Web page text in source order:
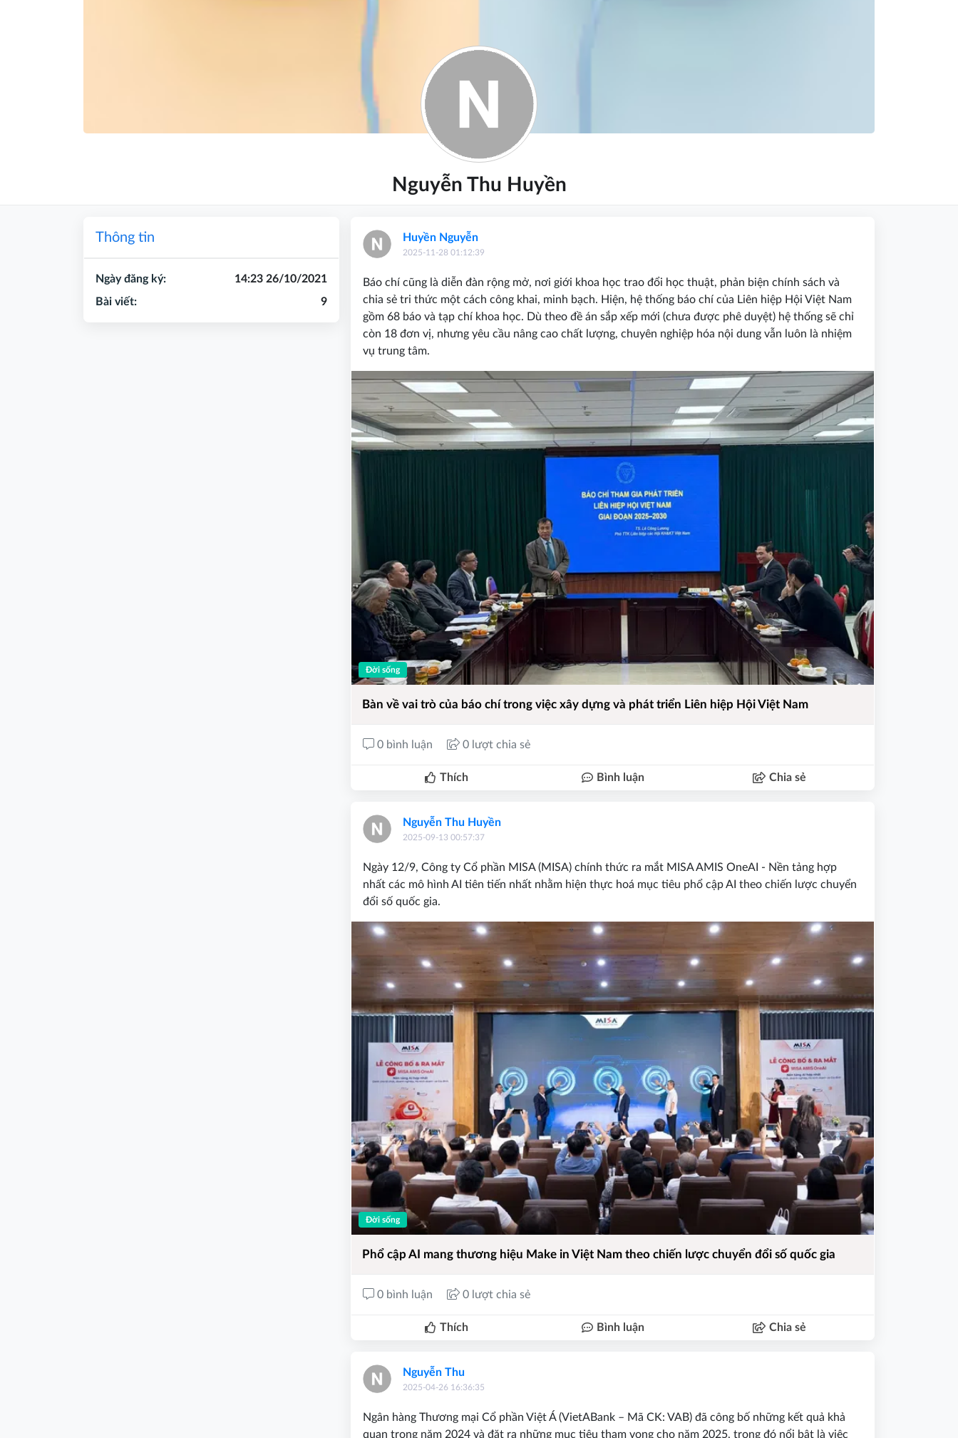
Nguyễn Thu Huyền
Huyền Nguyễn
2025-11-28 01:12:39
Báo chí cũng là diễn đàn rộng mở, nơi giới khoa học trao đổi học thuật, phản biện chính sách và
chia sẻ tri thức một cách công khai, minh bạch. Hiện, hệ thống báo chí của Liên hiệp Hội Việt Nam
gồm 68 báo và tạp chí khoa học. Dù theo đề án sắp xếp mới (chưa được phê duyệt) hệ thống sẽ chỉ
còn 18 đơn vị, nhưng yêu cầu nâng cao chất lượng, chuyên nghiệp hóa nội dung vẫn luôn là nhiệm
vụ trung tâm.
Đời sống
Bàn về vai trò của báo chí trong việc xây dựng và phát triển Liên hiệp Hội Việt Nam
0 bình luận 0 lượt chia sẻ
Thích Bình luận Chia sẻ
Nguyễn Thu Huyền
2025-09-13 00:57:37
Ngày 12/9, Công ty Cổ phần MISA (MISA) chính thức ra mắt MISA AMIS OneAI - Nền tảng hợp
nhất các mô hình AI tiên tiến nhất nhằm hiện thực hoá mục tiêu phổ cập AI theo chiến lược chuyển
đổi số quốc gia.
Đời sống
Phổ cập AI mang thương hiệu Make in Việt Nam theo chiến lược chuyển đổi số quốc gia
0 bình luận 0 lượt chia sẻ
Thích Bình luận Chia sẻ
Nguyễn Thu
2025-04-26 16:36:35
Ngân hàng Thương mại Cổ phần Việt Á (VietABank – Mã CK: VAB) đã công bố những kết quả khả
quan trong năm 2024 và đặt ra những mục tiêu tham vọng cho năm 2025, trong đó nổi bật là việc
Thông tin
Ngày đăng ký:
14:23 26/10/2021
Bài viết:
9